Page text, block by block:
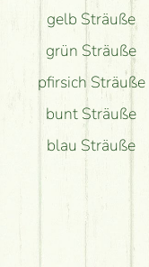
gelb Sträuße
grün Sträuße
pfirsich Sträuße
bunt Sträuße
blau Sträuße